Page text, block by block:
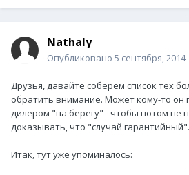
Nathaly
Опубликовано 5 сентября, 2014
Друзья, давайте соберем список тех
обратить внимание. Может кому-то
дилером "на берегу" - чтобы потом не
доказывать, что "случай гарантийный".
Итак, тут уже упоминалось: